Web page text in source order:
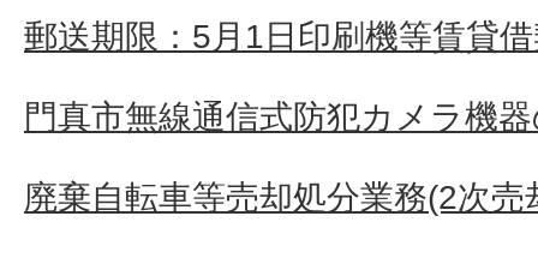
郵送期限：5月1日印刷機等賃貸
門真市無線通信式防犯カメラ機
廃棄自転車等売却処分業務(2次売